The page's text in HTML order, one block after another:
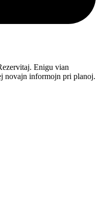
Enigu vian
novajn informojn pri planoj.